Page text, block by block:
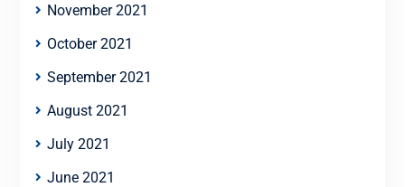
November 2021
October 2021
September 2021
August 2021
July 2021
June 2021